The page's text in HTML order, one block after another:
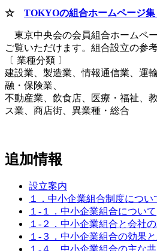
☆ TOKYOの組合ホームページ
東京中央会の会員組合ホームペ
ご覧いただけます。組合設立の参
〔 業種分類 〕
建設業、製造業、情報通信業、運
融・保険業、
不動産業、飲食店、医療・福祉、
ス業、商店街、異業種・総合
追加情報
設立案内
１．中小企業組合制度につい
１-１．中小企業組合について
１-２．中小企業組合と会社
１-３．中小企業組合の効果